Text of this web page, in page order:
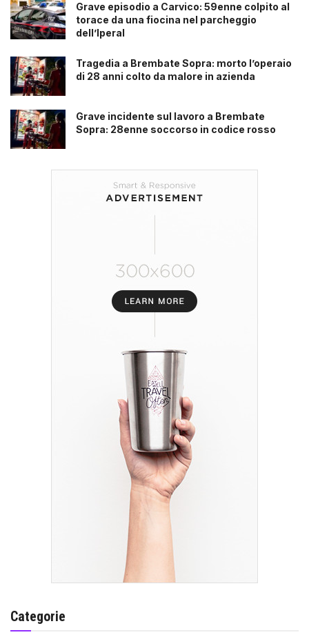
Grave episodio a Carvico: 59enne colpito al
torace da una fiocina nel parcheggio
dell’Iperal
Tragedia a Brembate Sopra: morto l’operaio
di 28 anni colto da malore in azienda
Grave incidente sul lavoro a Brembate
Sopra: 28enne soccorso in codice rosso
Categorie